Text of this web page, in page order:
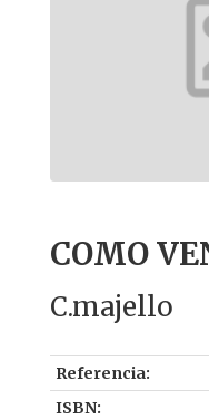
COMO
C.majello
Referencia:
ISBN: